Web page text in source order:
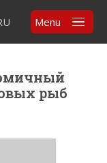
Menu
рыб